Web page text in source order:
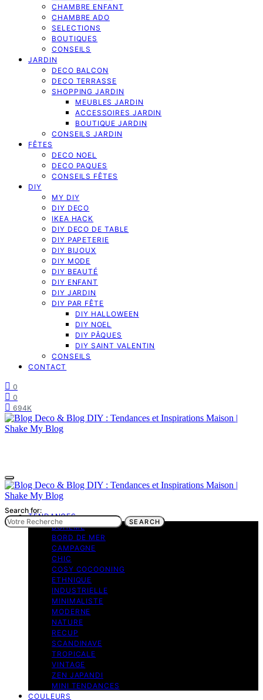
CHAMBRE ENFANT
CHAMBRE ADO
SELECTIONS
BOUTIQUES
CONSEILS
JARDIN
DECO BALCON
DECO TERRASSE
SHOPPING JARDIN
MEUBLES JARDIN
ACCESSOIRES JARDIN
BOUTIQUE JARDIN
CONSEILS JARDIN
FÊTES
DECO NOEL
DECO PAQUES
CONSEILS FÊTES
DIY
MY DIY
DIY DECO
IKEA HACK
DIY DECO DE TABLE
DIY PAPETERIE
DIY BIJOUX
DIY MODE
DIY BEAUTÉ
DIY ENFANT
DIY JARDIN
DIY PAR FÊTE
DIY HALLOWEEN
DIY NOEL
DIY PÂQUES
DIY SAINT VALENTIN
CONSEILS
CONTACT
0
0
694K
TENDANCES
BOHEME
BORD DE MER
CAMPAGNE
CHIC
COSY COCOONING
ETHNIQUE
INDUSTRIELLE
MINIMALISTE
MODERNE
NATURE
RECUP
SCANDINAVE
TROPICALE
VINTAGE
ZEN JAPANDI
MINI TENDANCES
COULEURS
Search for:
SEARCH